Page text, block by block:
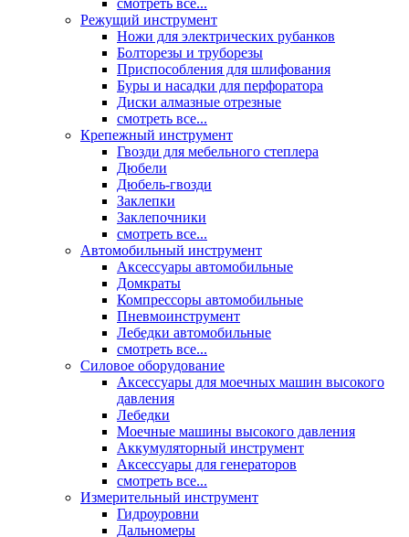
смотреть все...
Режущий инструмент
Ножи для электрических рубанков
Болторезы и труборезы
Приспособления для шлифования
Буры и насадки для перфоратора
Диски алмазные отрезные
смотреть все...
Крепежный инструмент
Гвозди для мебельного степлера
Дюбели
Дюбель-гвозди
Заклепки
Заклепочники
смотреть все...
Автомобильный инструмент
Аксессуары автомобильные
Домкраты
Компрессоры автомобильные
Пневмоинструмент
Лебедки автомобильные
смотреть все...
Силовое оборудование
Аксессуары для моечных машин высокого
давления
Лебедки
Моечные машины высокого давления
Аккумуляторный инструмент
Аксессуары для генераторов
смотреть все...
Измерительный инструмент
Гидроуровни
Дальномеры